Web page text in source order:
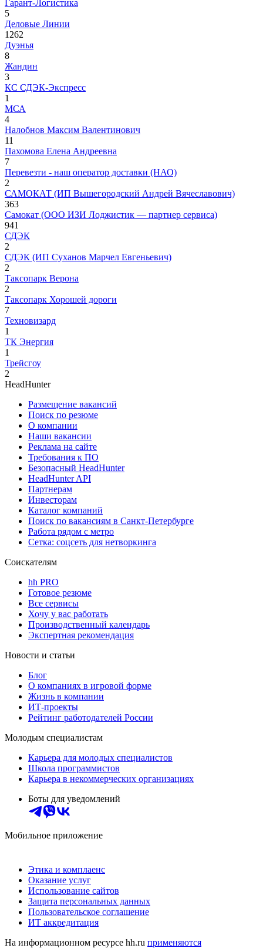
Гарант-Логистика
5
Деловые Линии
1262
Дуэнья
8
Жандин
3
КС СДЭК-Экспресс
1
МСА
4
Налобнов Максим Валентинович
11
Пахомова Елена Андреевна
7
Перевезти - наш оператор доставки (НАО)
2
САМОКАТ (ИП Вышегородский Андрей Вячеславович)
363
Самокат (ООО ИЗИ Лоджистик — партнер сервиса)
941
СДЭК
2
СДЭК (ИП Суханов Марчел Евгеньевич)
2
Таксопарк Верона
2
Таксопарк Хорошей дороги
7
Техновизард
1
ТК Энергия
1
Трейсгоу
2
HeadHunter
Размещение вакансий
Поиск по резюме
О компании
Наши вакансии
Реклама на сайте
Требования к ПО
Безопасный HeadHunter
HeadHunter API
Партнерам
Инвесторам
Каталог компаний
Поиск по вакансиям в Санкт-Петербурге
Работа рядом с метро
Сетка: соцсеть для нетворкинга
Соискателям
hh PRO
Готовое резюме
Все сервисы
Хочу у вас работать
Производственный календарь
Экспертная рекомендация
Новости и статьи
Блог
О компаниях в игровой форме
Жизнь в компании
ИТ-проекты
Рейтинг работодателей России
Молодым специалистам
Карьера для молодых специалистов
Школа программистов
Карьера в некоммерческих организациях
Боты для уведомлений
Мобильное приложение
Этика и комплаенс
Оказание услуг
Использование сайтов
Защита персональных данных
Пользовательское соглашение
ИТ аккредитация
На информационном ресурсе hh.ru применяются